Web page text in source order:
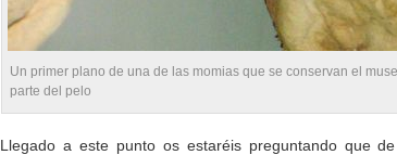
Un primer plano de una de las momias que se conservan el
parte del pelo
Llegado a este punto os estaréis preguntando que